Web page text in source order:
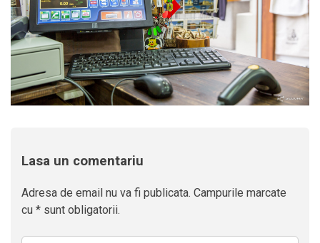
Lasa un comentariu
Adresa de email nu va fi publicata. Campurile marcate
cu * sunt obligatorii.